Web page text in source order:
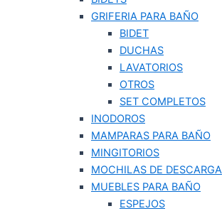
GRIFERIA PARA BAÑO
BIDET
DUCHAS
LAVATORIOS
OTROS
SET COMPLETOS
INODOROS
MAMPARAS PARA BAÑO
MINGITORIOS
MOCHILAS DE DESCARGA
MUEBLES PARA BAÑO
ESPEJOS